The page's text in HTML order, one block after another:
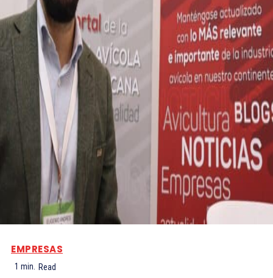
EMPRESAS
1 min. Read